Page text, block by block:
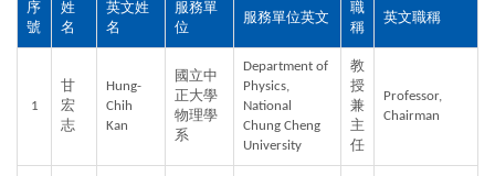
序
號
姓
名
英文姓
名
服務單
位
服務單位英文
職
稱
英文職稱
1
甘
宏
志
Hung-
Chih
Kan
國立中
正大學
物理學
系
Department of
Physics,
National
Chung Cheng
University
教
授
兼
主
任
Professor,
Chairman